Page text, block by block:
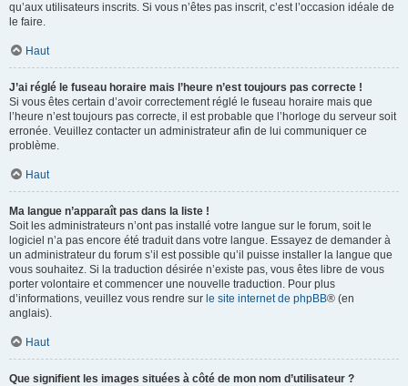
qu’aux utilisateurs inscrits. Si vous n’êtes pas inscrit, c’est l’occasion idéale de
le faire.
Haut
J’ai réglé le fuseau horaire mais l’heure n’est toujours pas correcte !
Si vous êtes certain d’avoir correctement réglé le fuseau horaire mais que
l’heure n’est toujours pas correcte, il est probable que l’horloge du serveur soit
erronée. Veuillez contacter un administrateur afin de lui communiquer ce
problème.
Haut
Ma langue n’apparaît pas dans la liste !
Soit les administrateurs n’ont pas installé votre langue sur le forum, soit le
logiciel n’a pas encore été traduit dans votre langue. Essayez de demander à
un administrateur du forum s’il est possible qu’il puisse installer la langue que
vous souhaitez. Si la traduction désirée n’existe pas, vous êtes libre de vous
porter volontaire et commencer une nouvelle traduction. Pour plus
d’informations, veuillez vous rendre sur le site internet de phpBB® (en
anglais).
Haut
Que signifient les images situées à côté de mon nom d’utilisateur ?